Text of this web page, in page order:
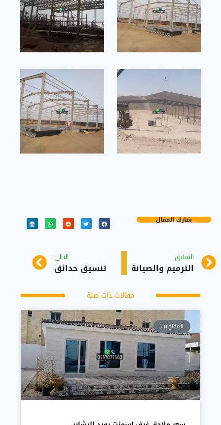
شارك المقال
السابق
الترميم والصيانة
التالي
تنسيق حدائق
مقالات ذات صلة
المقاولات